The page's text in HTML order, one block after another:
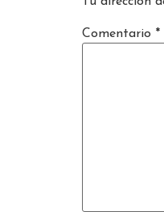
Comentario *